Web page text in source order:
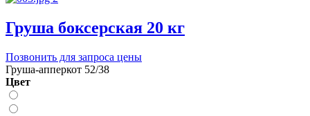
Груша боксерская 20 кг
Позвонить для запроса цены
Груша-апперкот 52/38
Цвет